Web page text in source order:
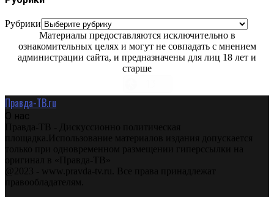
Рубрики
Материалы предоставляются исключительно в
ознакомительных целях и могут не совпадать с мнением
администрации сайта, и предназначены для лиц 18 лет и
старше
Правда-ТВ.ru
О нас
Правда-ТВ - Дискуссионно политическая
площадка.Использование материалов издания допускается
только при одновременном размещении гиперссылки на
оригинал в «Правда-ТВ»
@2023 - www.pravda-tv.ru. Все права принадлежат
правообладателям.